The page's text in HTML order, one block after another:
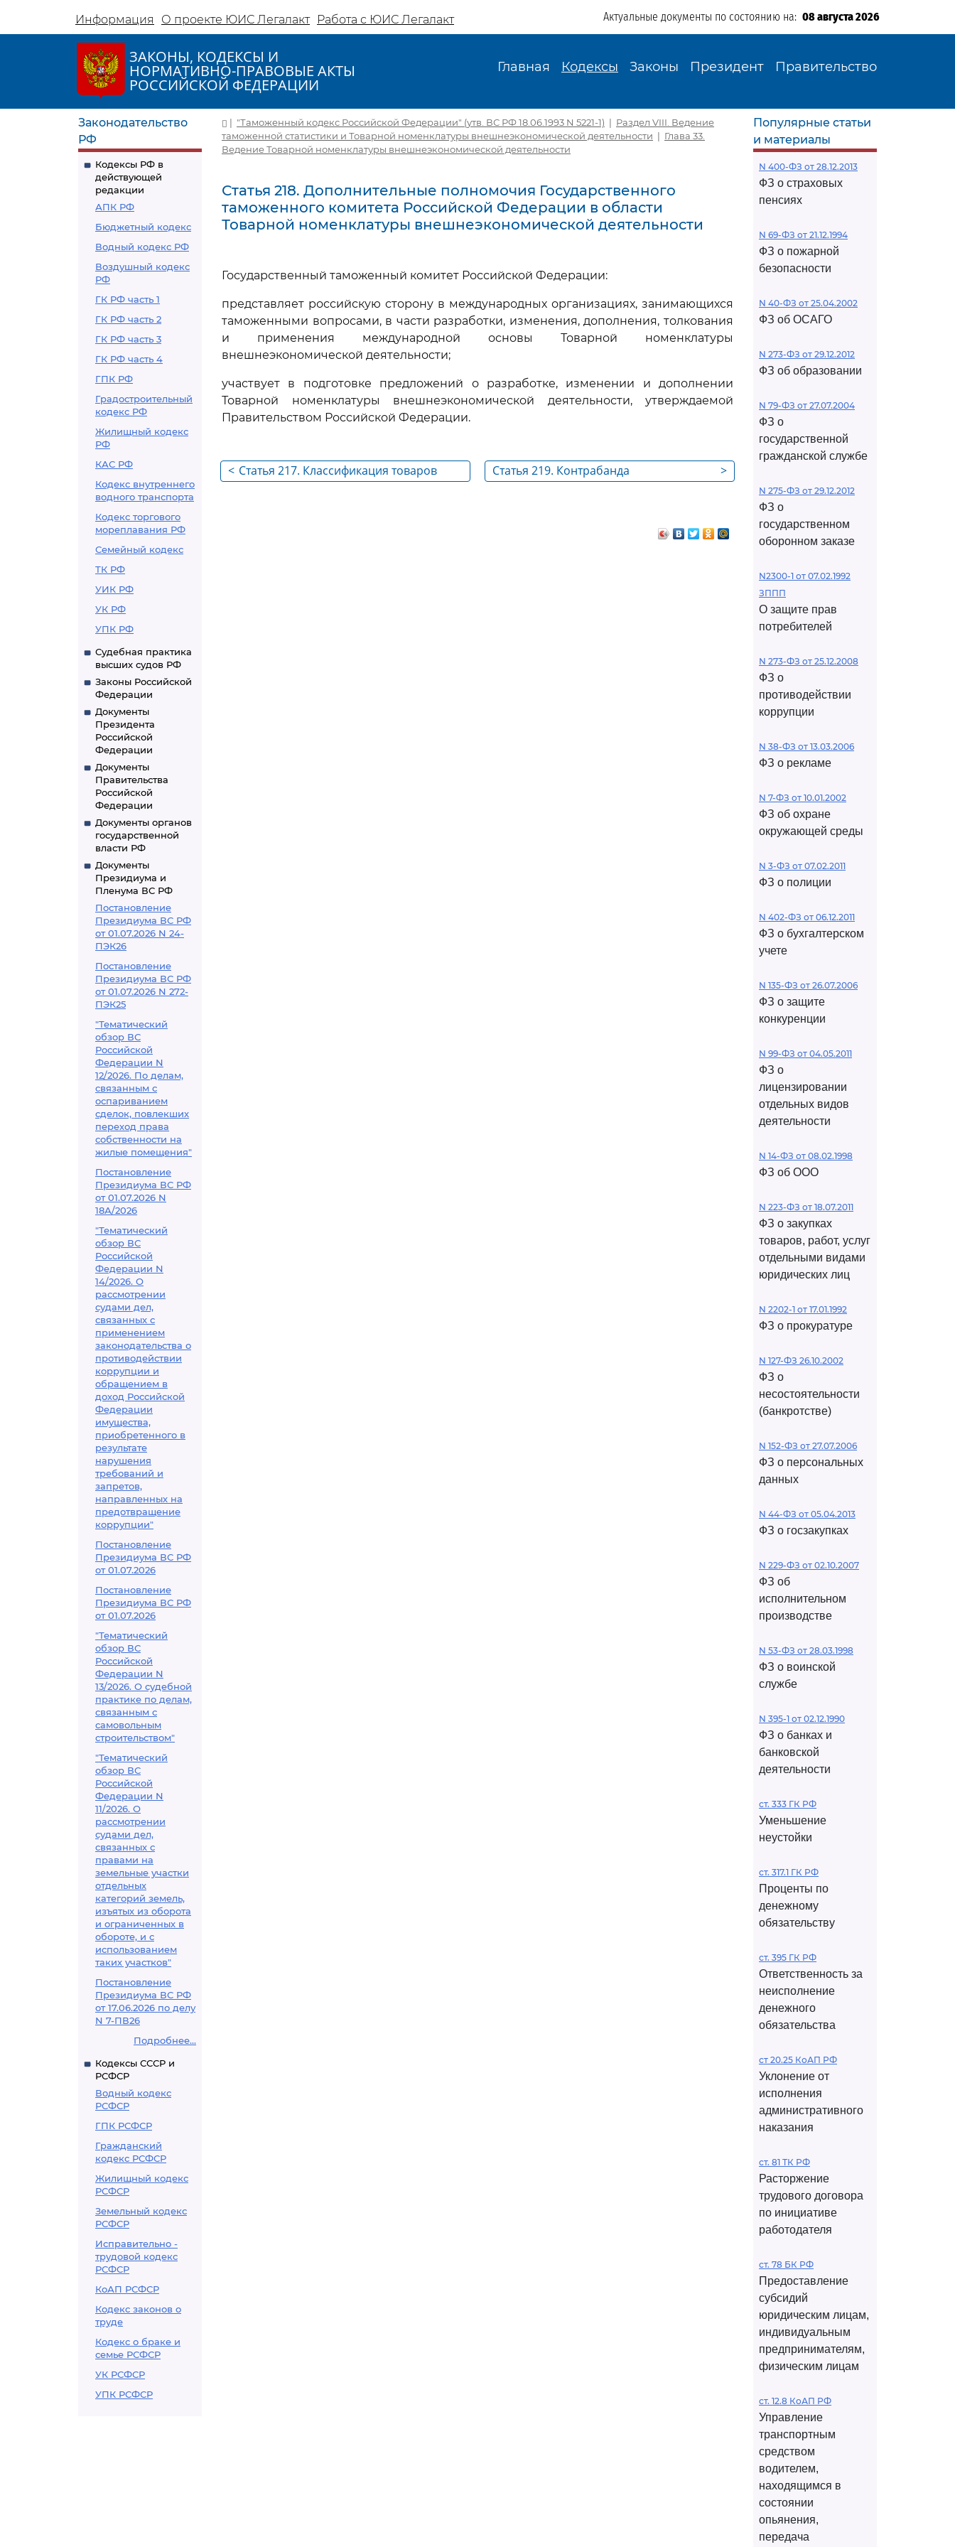
Информация О проекте ЮИС Легалакт Работа с ЮИС Легалакт Актуальные документы по состоянию на: 08 августа 2026
ЗАКОНЫ, КОДЕКСЫ И
НОРМАТИВНО-ПРАВОВЫЕ АКТЫ
РОССИЙСКОЙ ФЕДЕРАЦИИ
Главная Кодексы Законы Президент Правительство
Законодательство
РФ
Кодексы РФ в
действующей
редакции
АПК РФ
Бюджетный кодекс
Водный кодекс РФ
Воздушный кодекс
РФ
ГК РФ часть 1
ГК РФ часть 2
ГК РФ часть 3
ГК РФ часть 4
ГПК РФ
Градостроительный
кодекс РФ
Жилищный кодекс
РФ
КАС РФ
Кодекс внутреннего
водного транспорта
Кодекс торгового
мореплавания РФ
Семейный кодекс
ТК РФ
УИК РФ
УК РФ
УПК РФ
Судебная практика
высших судов РФ
Законы Российской
Федерации
Документы
Президента
Российской
Федерации
Документы
Правительства
Российской
Федерации
Документы органов
государственной
власти РФ
Документы
Президиума и
Пленума ВС РФ
Постановление
Президиума ВС РФ
от 01.07.2026 N 24-
ПЭК26
Постановление
Президиума ВС РФ
от 01.07.2026 N 272-
ПЭК25
"Тематический
обзор ВС
Российской
Федерации N
12/2026. По делам,
связанным с
оспариванием
сделок, повлекших
переход права
собственности на
жилые помещения"
Постановление
Президиума ВС РФ
от 01.07.2026 N
18А/2026
"Тематический
обзор ВС
Российской
Федерации N
14/2026. О
рассмотрении
судами дел,
связанных с
применением
законодательства о
противодействии
коррупции и
обращением в
доход Российской
Федерации
имущества,
приобретенного в
результате
нарушения
требований и
запретов,
направленных на
предотвращение
коррупции"
Постановление
Президиума ВС РФ
от 01.07.2026
Постановление
Президиума ВС РФ
от 01.07.2026
"Тематический
обзор ВС
Российской
Федерации N
13/2026. О судебной
практике по делам,
связанным с
самовольным
строительством"
"Тематический
обзор ВС
Российской
Федерации N
11/2026. О
рассмотрении
судами дел,
связанных с
правами на
земельные участки
отдельных
категорий земель,
изъятых из оборота
и ограниченных в
обороте, и с
использованием
таких участков"
Постановление
Президиума ВС РФ
от 17.06.2026 по делу
N 7-ПВ26
Подробнее...
Кодексы СССР и
РСФСР
Водный кодекс
РСФСР
ГПК РСФСР
Гражданский
кодекс РСФСР
Жилищный кодекс
РСФСР
Земельный кодекс
РСФСР
Исправительно -
трудовой кодекс
РСФСР
КоАП РСФСР
Кодекс законов о
труде
Кодекс о браке и
семье РСФСР
УК РСФСР
УПК РСФСР
| "Таможенный кодекс Российской Федерации" (утв. ВС РФ 18.06.1993 N 5221-1) | Раздел VIII. Ведение
таможенной статистики и Товарной номенклатуры внешнеэкономической деятельности | Глава 33.
Ведение Товарной номенклатуры внешнеэкономической деятельности
Статья 218. Дополнительные полномочия Государственного
таможенного комитета Российской Федерации в области
Товарной номенклатуры внешнеэкономической деятельности
Государственный таможенный комитет Российской Федерации:
представляет российскую сторону в международных организациях, занимающихся
таможенными вопросами, в части разработки, изменения, дополнения, толкования
и применения международной основы Товарной номенклатуры
внешнеэкономической деятельности;
участвует в подготовке предложений о разработке, изменении и дополнении
Товарной номенклатуры внешнеэкономической деятельности, утверждаемой
Правительством Российской Федерации.
< Статья 217. Классификация товаров >
Статья 219. Контрабанда
Популярные статьи
и материалы
N 400-ФЗ от 28.12.2013
ФЗ о страховых
пенсиях
N 69-ФЗ от 21.12.1994
ФЗ о пожарной
безопасности
N 40-ФЗ от 25.04.2002
ФЗ об ОСАГО
N 273-ФЗ от 29.12.2012
ФЗ об образовании
N 79-ФЗ от 27.07.2004
ФЗ о
государственной
гражданской службе
N 275-ФЗ от 29.12.2012
ФЗ о
государственном
оборонном заказе
N2300-1 от 07.02.1992
ЗППП
О защите прав
потребителей
N 273-ФЗ от 25.12.2008
ФЗ о
противодействии
коррупции
N 38-ФЗ от 13.03.2006
ФЗ о рекламе
N 7-ФЗ от 10.01.2002
ФЗ об охране
окружающей среды
N 3-ФЗ от 07.02.2011
ФЗ о полиции
N 402-ФЗ от 06.12.2011
ФЗ о бухгалтерском
учете
N 135-ФЗ от 26.07.2006
ФЗ о защите
конкуренции
N 99-ФЗ от 04.05.2011
ФЗ о
лицензировании
отдельных видов
деятельности
N 14-ФЗ от 08.02.1998
ФЗ об ООО
N 223-ФЗ от 18.07.2011
ФЗ о закупках
товаров, работ, услуг
отдельными видами
юридических лиц
N 2202-1 от 17.01.1992
ФЗ о прокуратуре
N 127-ФЗ 26.10.2002
ФЗ о
несостоятельности
(банкротстве)
N 152-ФЗ от 27.07.2006
ФЗ о персональных
данных
N 44-ФЗ от 05.04.2013
ФЗ о госзакупках
N 229-ФЗ от 02.10.2007
ФЗ об
исполнительном
производстве
N 53-ФЗ от 28.03.1998
ФЗ о воинской
службе
N 395-1 от 02.12.1990
ФЗ о банках и
банковской
деятельности
ст. 333 ГК РФ
Уменьшение
неустойки
ст. 317.1 ГК РФ
Проценты по
денежному
обязательству
ст. 395 ГК РФ
Ответственность за
неисполнение
денежного
обязательства
ст 20.25 КоАП РФ
Уклонение от
исполнения
административного
наказания
ст. 81 ТК РФ
Расторжение
трудового договора
по инициативе
работодателя
ст. 78 БК РФ
Предоставление
субсидий
юридическим лицам,
индивидуальным
предпринимателям,
физическим лицам
ст. 12.8 КоАП РФ
Управление
транспортным
средством
водителем,
находящимся в
состоянии
опьянения,
передача